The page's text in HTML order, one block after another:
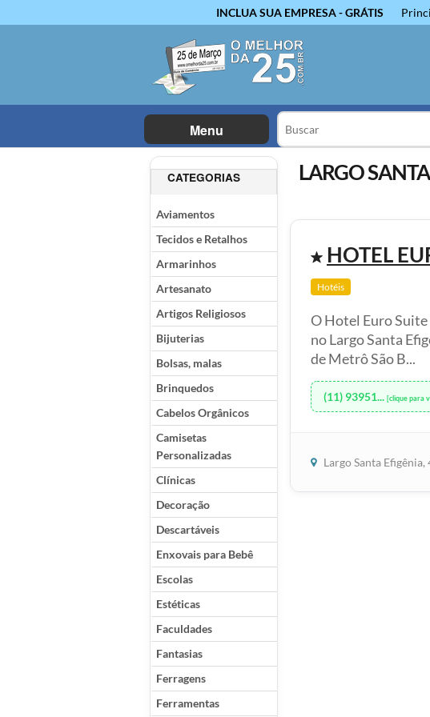
INCLUA SUA EMPRESA - GRÁTIS
Menu
CATEGORIAS
Aviamentos
Tecidos e Retalhos
Armarinhos
Artesanato
Artigos Religiosos
Bijuterias
Bolsas, malas
Brinquedos
Cabelos Orgânicos
Camisetas
Personalizadas
Clínicas
Decoração
Descartáveis
Enxovais para Bebê
Escolas
Estéticas
Faculdades
Fantasias
Ferragens
Ferramentas
LARGO
HOTEL
Hotéis
O Hotel Euro
no Largo Santa
de Metrô São B...
(11) 93951... [clique para
Largo Santa Efigênia,